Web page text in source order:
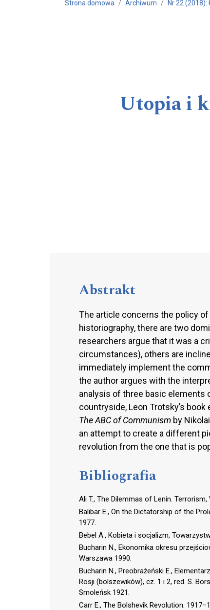
Strona domowa Archiwum Nr 22 (2018):
Utopia i
Abstrakt
The article concerns the policy of
historiography, there are two
researchers argue that it was a
circumstances), others are
immediately implement the
the author argues with the
analysis of three basic elements
countryside, Leon Trotsky’s book
The ABC of Communism by
an attempt to create a different
revolution from the one that is
Bibliografia
Ali T., The Dilemmas of Lenin.
Balibar E., On the Dictatorship of the
1977.
Bebel A., Kobieta i socjalizm,
Bucharin N., Ekonomika okresu
Warszawa 1990.
Bucharin N., Preobrażeński E.,
Rosji (bolszewików), cz. 1 i 2, red. S.
Smoleńsk 1921.
Carr E., The Bolshevik Revolution.